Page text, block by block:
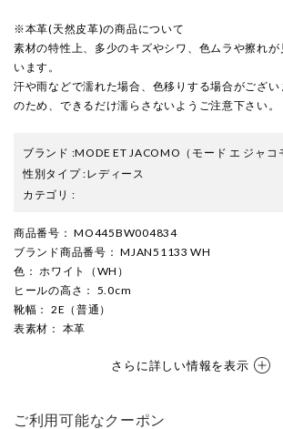
※本革(天然皮革)の商品について
素材の特性上、多少のキズやシワ、色ムラや擦れ
います。
汗や雨などで濡れた場合、色移りする場合がござ
のため、できるだけ濡らさないようご注意下さい。
ブランド :MODE ET JACOMO （モード エ ジャコ
性別タイプ:レディース
カテゴリ :
商品番号 ： MO445BW004834
ブランド商品番号 ： MJAN51133 WH
色 ： ホワイト（WH）
ヒールの高さ ： 5.0cm
靴幅 ： 2E（普通）
表素材 ： 本革
さらに詳しい情報を表示
ご利用可能なクーポン